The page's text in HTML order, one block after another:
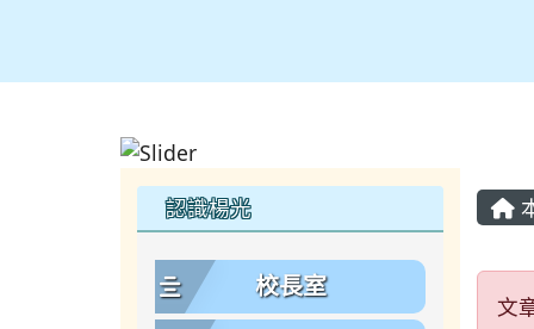
左邊區域內容
認識楊光
校長室
主
文文